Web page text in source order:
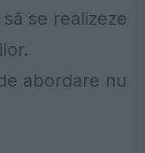
se realizeze
abordare nu